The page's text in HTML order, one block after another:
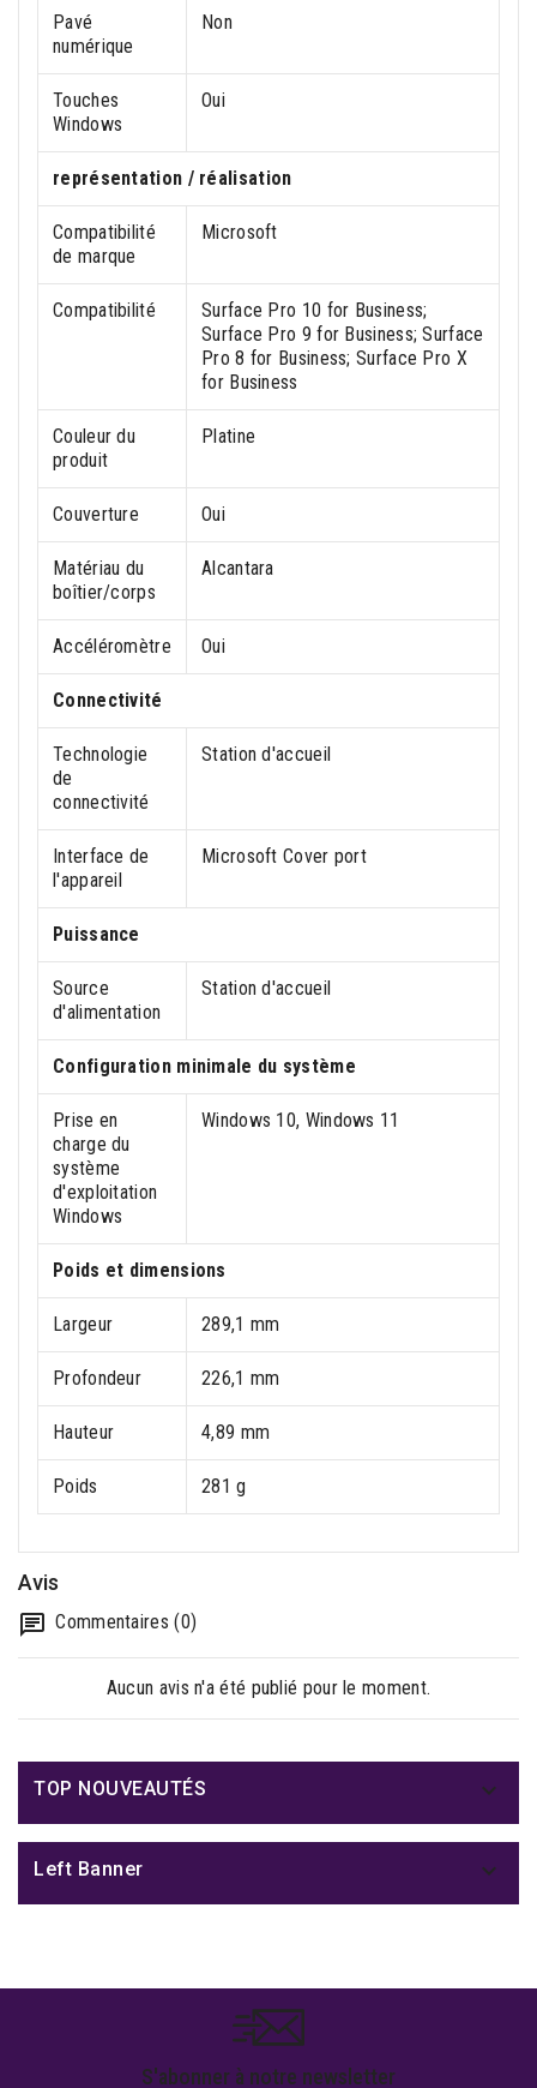
Pavé
numérique
Non
Touches
Windows
Oui
représentation / réalisation
Compatibilité
de marque
Microsoft
Compatibilité
Surface Pro 10 for Business;
Surface Pro 9 for Business; Surface
Pro 8 for Business; Surface Pro X
for Business
Couleur du
produit
Platine
Couverture Oui
Matériau du
boîtier/corps
Alcantara
Accéléromètre Oui
Connectivité
Technologie
de
connectivité
Station d'accueil
Interface de
l'appareil
Microsoft Cover port
Puissance
Source
d'alimentation
Station d'accueil
Configuration minimale du système
Prise en
charge du
système
d'exploitation
Windows
Windows 10, Windows 11
Poids et dimensions
Largeur 289,1 mm
Profondeur 226,1 mm
Hauteur 4,89 mm
Poids 281 g
Avis
Commentaires (0)
Aucun avis n'a été publié pour le moment.
TOP NOUVEAUTÉS 
Left Banner 
S'abonner à notre newsletter